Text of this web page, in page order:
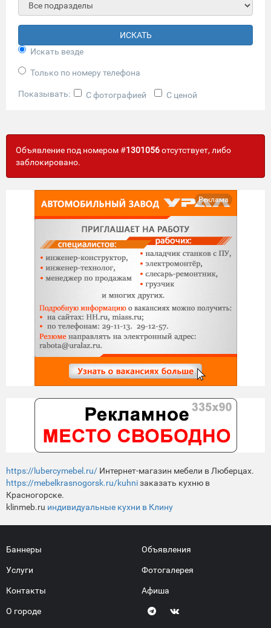
ИСКАТЬ
Искать везде
Только по номеру телефона
Показывать: С фотографией С ценой
Объявление под номером #1301056отсутствует, либо
заблокировано.
Реклама
https://lubercymebel.ru/ Интернет-магазин мебели в Люберцах.
https://mebelkrasnogorsk.ru/kuhniзаказать кухню в
Красногорске.
klinmeb.ru индивидуальные кухни в Клину
Баннеры
Услуги
Контакты
О городе
Объявления
Фотогалерея
Афиша